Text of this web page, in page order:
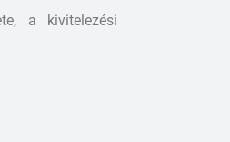
a kivitelezési